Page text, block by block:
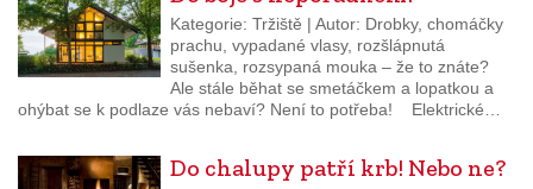
Kategorie: Tržiště | Autor: Drobky, chomáčky
prachu, vypadané vlasy, rozšlápnutá
sušenka, rozsypaná mouka – že to znáte?
Ale stále běhat se smetáčkem a lopatkou a
ohýbat se k podlaze vás nebaví? Není to potřeba! Elektrické…
Do chalupy patří krb! Nebo ne?